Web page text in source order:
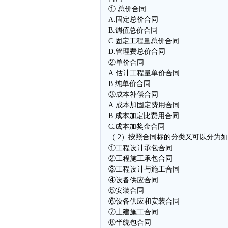
① 总价合同
A.固定总价合同
B.调值总价合同
C.固定工程量总价合同
D.管理费总价合同
②单价合同
A.估计工程量单价合同
B.纯单价合同
③成本补偿合同
A.成本加固定费用合同
B.成本加定比费用合同
C.成本加奖金合同
（ 2）按照合同标的分类又可以分为
①工程设计承包合同
②工程施工承包合同
③工程设计与施工合同
④设备供应合同
⑤安装合同
⑥设备供应和安装合同
⑦土建施工合同
⑧半统包合同